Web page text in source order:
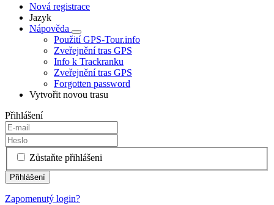
Nová registrace
Jazyk
Nápověda
Použití GPS-Tour.info
Zveřejnění tras GPS
Info k Trackranku
Zveřejnění tras GPS
Forgotten password
Vytvořit novou trasu
Přihlášení
Zůstaňte přihlášeni
Zapomenutý login?